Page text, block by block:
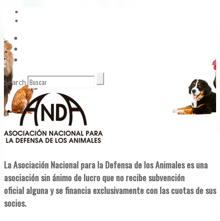
Search
La Asociación Nacional para la Defensa de los Animales es una
asociación sin ánimo de lucro que no recibe subvención
oficial alguna y se financia exclusivamente con las cuotas de sus
socios.